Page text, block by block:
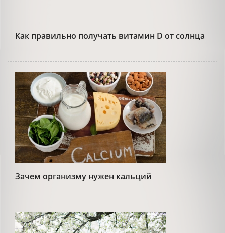
Как правильно получать витамин D от солнца
Зачем организму нужен кальций